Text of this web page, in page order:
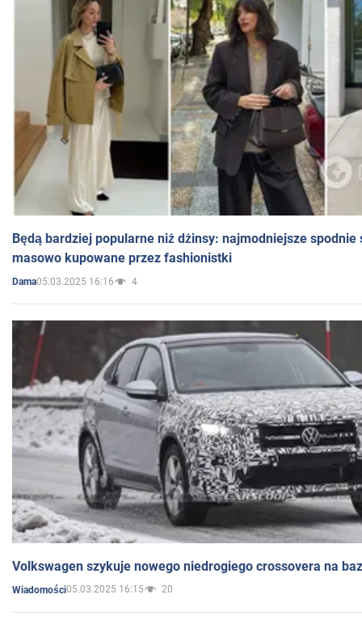
Będą bardziej popularne niż dżinsy: najmodniejsze spodnie
masowo kupowane przez fashionistki
Dama05.03.2025 16:16 4
Volkswagen szykuje nowego niedrogiego crossovera na
Wiadomości05.03.2025 16:15 20